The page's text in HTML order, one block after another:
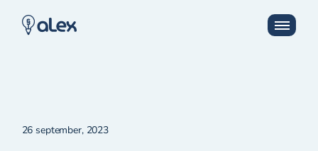
26 september, 2023